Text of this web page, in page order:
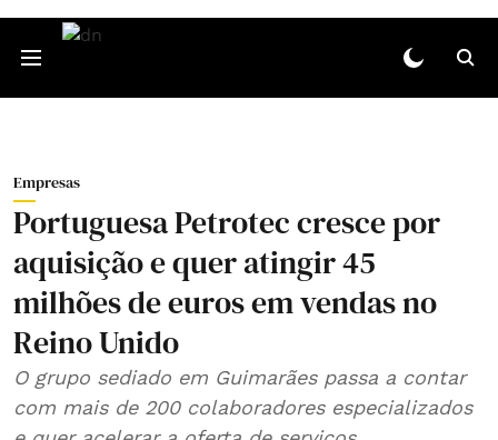
Empresas
Portuguesa Petrotec cresce por
aquisição e quer atingir 45
milhões de euros em vendas no
Reino Unido
O grupo sediado em Guimarães passa a contar
com mais de 200 colaboradores especializados